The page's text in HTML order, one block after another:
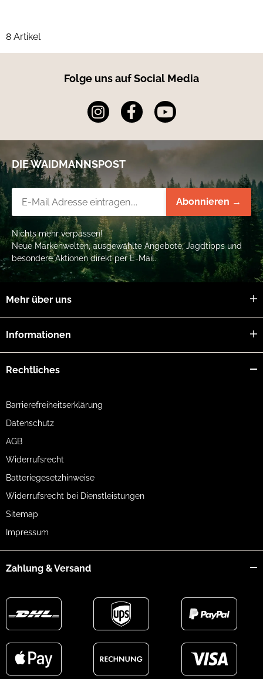
8 Artikel
Folge uns auf Social Media
DIE WAIDMANNSPOST
Abonnieren →
Nichts mehr verpassen!
Neue Markenwelten, ausgewählte Angebote, Jagdtipps und
besondere Aktionen direkt per E-Mail.
Mehr über uns
Informationen
Rechtliches
Barrierefreiheitserklärung
Datenschutz
AGB
Widerrufsrecht
Batteriegesetzhinweise
Widerrufsrecht bei Dienstleistungen
Sitemap
Impressum
Zahlung & Versand